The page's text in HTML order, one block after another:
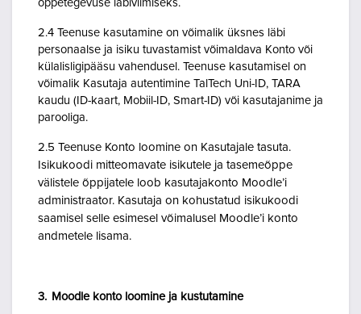
õppetegevuse läbiviimiseks.
2.4 Teenuse kasutamine on võimalik üksnes läbi
personaalse ja isiku tuvastamist võimaldava Konto või
külalisligipääsu vahendusel. Teenuse kasutamisel on
võimalik Kasutaja autentimine TalTech Uni-ID, TARA
kaudu (ID-kaart, Mobiil-ID, Smart-ID) või kasutajanime ja
parooliga.
2.5 Teenuse Konto loomine on Kasutajale tasuta.
Isikukoodi mitteomavate isikutele ja tasemeõppe
välistele õppijatele loob kasutajakonto Moodle’i
administraator. Kasutaja on kohustatud isikukoodi
saamisel selle esimesel võimalusel Moodle’i konto
andmetele lisama.
3. Moodle konto loomine ja kustutamine